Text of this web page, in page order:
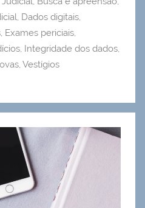
, Dados digitais,
, Exames periciais,
, Integridade dos dados,
, Vestígios